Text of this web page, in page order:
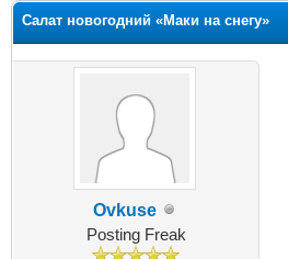
Салат новогодний «Маки на снегу»
Ovkuse
Posting Freak